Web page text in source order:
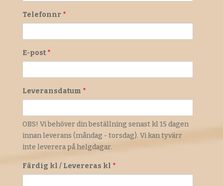
Telefonnr *
E-post *
Leveransdatum *
OBS! Vi behöver din beställning senast kl 15 dagen
innan leverans (måndag - torsdag). Vi kan tyvärr
inte leverera på helgdagar.
Färdig kl / Levereras kl *